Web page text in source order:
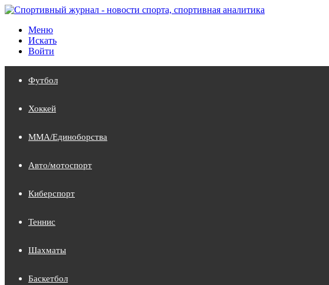
Меню
Искать
Войти
Футбол
Хоккей
MMA/Единоборства
Авто/мотоспорт
Киберспорт
Теннис
Шахматы
Баскетбол